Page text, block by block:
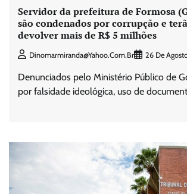
Servidor da prefeitura de Formosa
são condenados por corrupção e
devolver mais de R$ 5 milhões
Dinomarmiranda@yahoo.com.br 26 De
Denunciados pelo Ministério Público de
por falsidade ideológica, uso de